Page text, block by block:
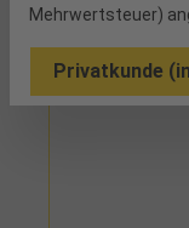
Mehrwertsteuer)
Privatkunde